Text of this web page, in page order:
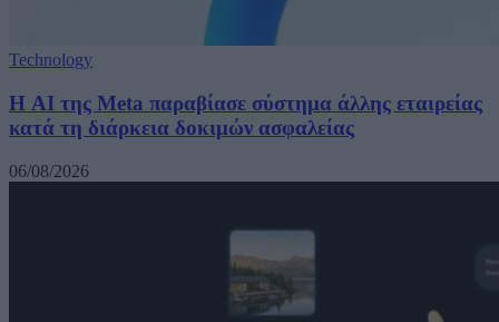
Technology
Η AI της Meta παραβίασε σύστημα άλλης εταιρείας
κατά τη διάρκεια δοκιμών ασφαλείας
06/08/2026